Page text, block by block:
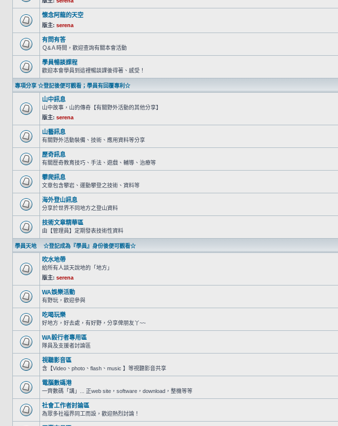
懷念阿龍的天空
版主: serena
有問有答
Ｑ&Ａ時間，歡迎查詢有關本會活動
學員暢談課程
歡迎本會學員到這裡暢談課後得著、感受！
專項分享 ☆登記後便可觀看；學員有回覆專利☆
山中訊息
山中故事，山的傳奇【有關野外活動的其他分享】
版主: serena
山藝訊息
有關野外活動裝備、技術、應用資料等分享
歷奇訊息
有關歷奇教育技巧、手法、遊戲、輔導、治療等
攀爬訊息
文章包含攀岩、運動攀登之技術、資料等
海外登山訊息
分享於世界不同地方之登山資料
技術文章精華區
由【管理員】定期發表技術性資料
學員天地 ☆登記成為『學員』身份後便可觀看☆
吹水地帶
給所有人談天說地的「地方」
版主: serena
WA娛樂活動
有野玩，歡迎參與
吃喝玩樂
好地方，好去處，有好野，分享俾朋友丫~~
WA毅行者專用區
隊員及支援者討論區
視聽影音區
含【Video、photo、flash、music 】等視聽影音共享
電腦數碼港
一齊數碼「講」... 正web site，software，download，整機等等
社會工作者討論區
為眾多社福界同工而設，歡迎熱烈討論！